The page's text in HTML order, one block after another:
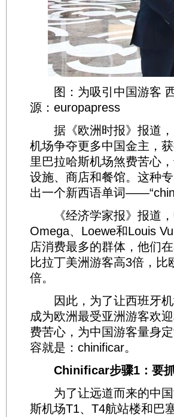
图：为吸引中国游客 西
源：europapress
据《欧洲时报》报道，
机场争夺更多中国金主，
里巴拉哈斯机场煞费苦心
设施、商店和餐馆。这种
出一个新西语单词
《经济学家报》报道，
Omega、Loewe和Louis
店消费最多的群体，他们
比拉丁美洲游客高3倍，
倍。
因此，为了让西班牙机
成为欧洲最受亚洲游客欢
费苦心，为中国游客量身
容就是：chinificar。
Chinificar步骤1：要
为了让远道而来的中国
斯机场T1、T4航站楼和巴